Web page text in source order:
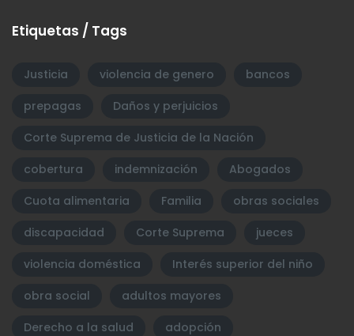
Etiquetas / Tags
Justicia violencia de genero
bancos
prepagas
Daños y perjuicios
Corte Suprema de Justicia de la Nación
cobertura
indemnización
Abogados
Cuota alimentaria
Familia
obras sociales
discapacidad
Corte Suprema
jueces
violencia doméstica
Interés superior del niño
obra social
adultos mayores
Derecho a la salud
adopción